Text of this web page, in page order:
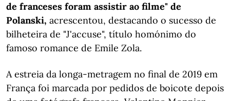
de franceses foram assistir ao filme" de
Polanski, acrescentou, destacando o sucesso de
bilheteira de "J'accuse", título homónimo do
famoso romance de Emile Zola.
A estreia da longa-metragem no final de 2019 em
França foi marcada por pedidos de boicote depois